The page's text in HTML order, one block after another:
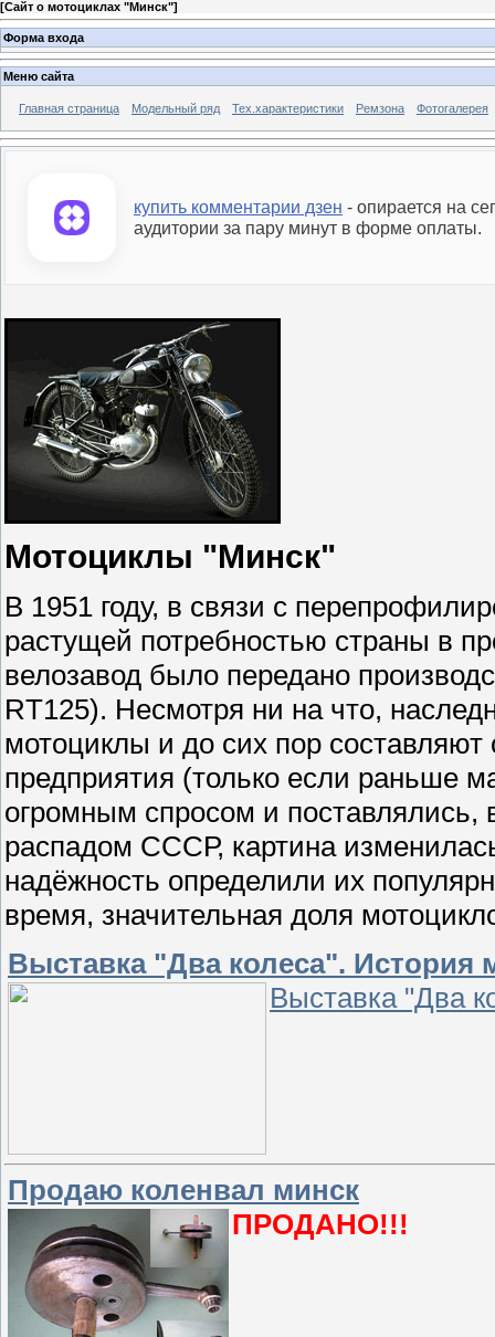
[Сайт о мотоциклах "Минск"]
Форма входа
Меню сайта
Главная страница Модельный ряд Тех.характеристики Ремзона Фотогалерея
купить комментарии дзен - опирается на
аудитории за пару минут в форме оплаты.
Мотоциклы "Минск"
В 1951 году, в связи с
растущей потребностью страны в
велозавод было передано
RT125). Несмотря ни на что,
мотоциклы и до сих пор
предприятия (только если раньше
огромным спросом и поставлялись,
распадом СССР, картина
надёжность определили их
время, значительная доля
Выставка "Два колеса". История
Выставка "Два
Продаю коленвал минск
ПРОДАНО!!!